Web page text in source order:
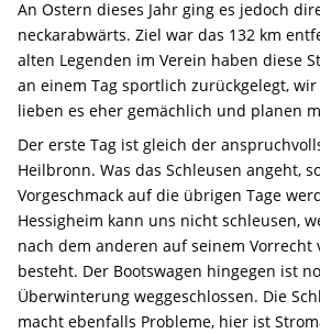
An Ostern dieses Jahr ging es jedoch
neckarabwärts. Ziel war das 132 km
alten Legenden im Verein haben diese
an einem Tag sportlich zurückgelegt,
lieben es eher gemächlich und planen
Der erste Tag ist gleich der
Heilbronn. Was das Schleusen angeht,
Vorgeschmack auf die übrigen Tage
Hessigheim kann uns nicht schleusen,
nach dem anderen auf seinem Vorrecht
besteht. Der Bootswagen hingegen ist
Überwinterung weggeschlossen. Die
macht ebenfalls Probleme, hier ist